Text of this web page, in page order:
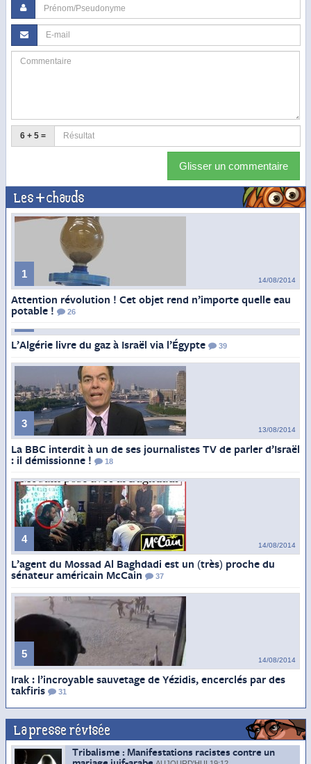
6 + 5 =
Glisser un commentaire
Les + chauds
1
14/08/2014
Attention révolution ! Cet objet rend n’importe quelle eau
potable !
26
L’Algérie livre du gaz à Israël via l’Égypte 39
3
13/08/2014
La BBC interdit à un de ses journalistes TV de parler d’Israël
: il démissionne !
18
4
14/08/2014
L’agent du Mossad Al Baghdadi est un (très) proche du
sénateur américain McCain
37
5
14/08/2014
Irak : l’incroyable sauvetage de Yézidis, encerclés par des
takfiris
31
La presse révisée
Tribalisme : Manifestations racistes contre un